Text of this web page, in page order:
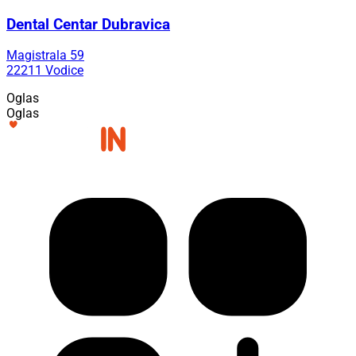
Dental Centar Dubravica
Magistrala 59
22211 Vodice
Oglas
Oglas